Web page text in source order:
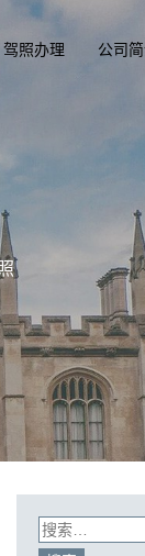
驾照办理 公司
精英国
, 英国, 加拿大
专业定制澳洲